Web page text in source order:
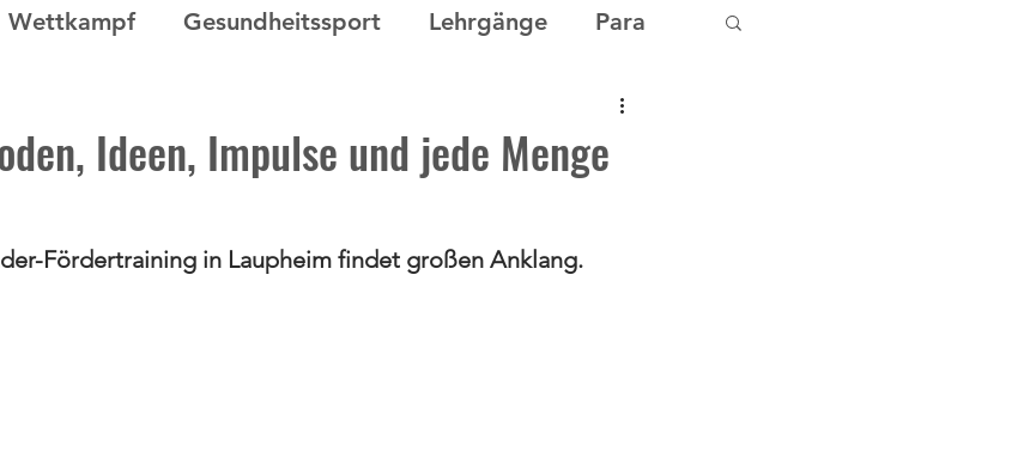
Wettkampf Gesundheitssport Lehrgänge Para
Ideen, Impulse und jede Menge
Fördertraining in Laupheim findet großen Anklang.